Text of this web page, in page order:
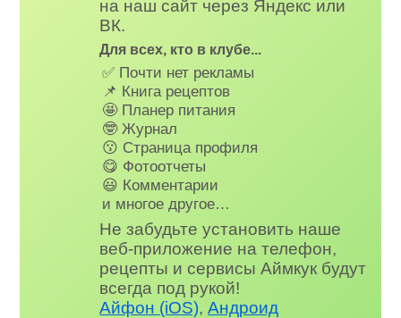
на наш сайт через Яндекс или
ВК.
Для всех, кто в клубе...
✅ Почти нет рекламы
📌 Книга рецептов
🤩 Планер питания
🤓 Журнал
😗 Страница профиля
😋 Фотоотчеты
😃 Комментарии
и многое другое…
Не забудьте установить наше
веб-приложение на телефон,
рецепты и сервисы Аймкук будут
всегда под рукой!
Айфон (iOS),Андроид